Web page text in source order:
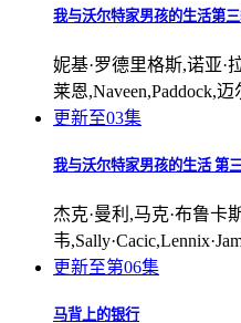
我与沃尔特家男孩的生活第
妮基·罗德里格斯,诺亚·
莱恩,Naveen,Paddock,
更新至03集
我与沃尔特家男孩的生活 第
杰克·曼利,马克·布鲁卡
韦
更新至第06集
马背上的银行